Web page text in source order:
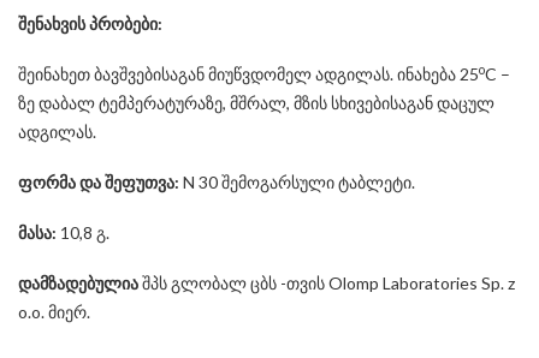
შენახვის პრობები:
შეინახეთ ბავშვებისაგან მიუწვდომელ ადგილას. ინახება 25oC –
ზე დაბალ ტემპერატურაზე, მშრალ, მზის სხივებისაგან დაცულ
ადგილას.
ფორმა და შეფუთვა: N 30 შემოგარსული ტაბლეტი.
მასა: 10,8 გ.
დამზადებულიაშპს გლობალ ცბს -თვის Olomp Laboratories Sp. z
o.o. მიერ.